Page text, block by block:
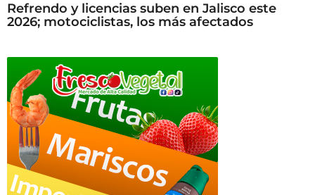
Refrendo y licencias suben en Jalisco este
2026; motociclistas, los más afectados